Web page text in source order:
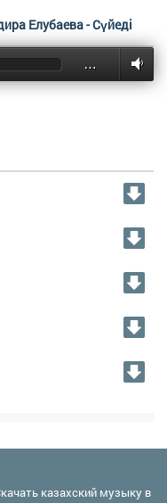
Елубаева - Сүйеді
…
казахский музыку в